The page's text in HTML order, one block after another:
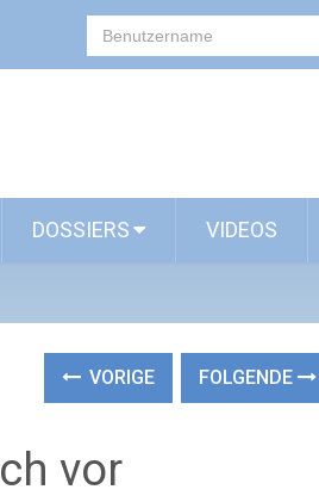
DOSSIERS VIDEOS
VORIGE FOLGENDE
vor